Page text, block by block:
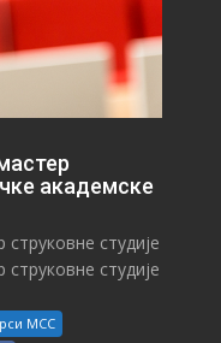
академске
студије
студије
МСС